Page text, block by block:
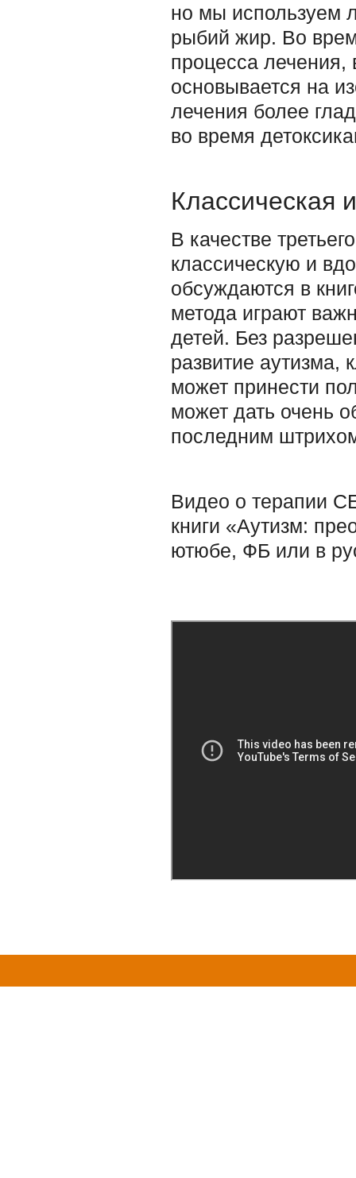
но мы используем
рыбий жир. Во
процесса лечения,
основывается на
лечения более
во время
Классическая
В качестве
классическую и
обсуждаются в
метода играют
детей. Без
развитие аутизма,
может принести
может дать очень
последним
Видео о терапии
книги «Аутизм:
ютюбе, ФБ или в